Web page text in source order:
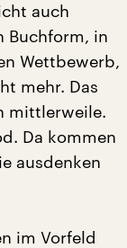
auch
Buchform, in
Wettbewerb,
mehr. Das
mittlerweile.
Da kommen
ausdenken
im Vorfeld